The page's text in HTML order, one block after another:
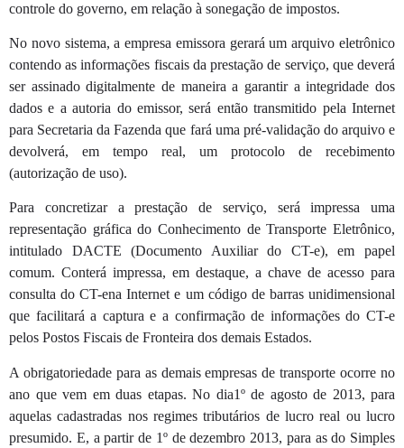
controle do governo, em relação à sonegação de impostos.
No novo sistema, a empresa emissora gerará um arquivo eletrônico
contendo as informações fiscais da prestação de serviço, que deverá
ser assinado digitalmente de maneira a garantir a integridade dos
dados e a autoria do emissor, será então transmitido pela Internet
para Secretaria da Fazenda que fará uma pré-validação do arquivo e
devolverá, em tempo real, um protocolo de recebimento
(autorização de uso).
Para concretizar a prestação de serviço, será impressa uma
representação gráfica do Conhecimento de Transporte Eletrônico,
intitulado DACTE (Documento Auxiliar do CT-e), em papel
comum. Conterá impressa, em destaque, a chave de acesso para
consulta do CT-ena Internet e um código de barras unidimensional
que facilitará a captura e a confirmação de informações do CT-e
pelos Postos Fiscais de Fronteira dos demais Estados.
A obrigatoriedade para as demais empresas de transporte ocorre no
ano que vem em duas etapas. No dia1º de agosto de 2013, para
aquelas cadastradas nos regimes tributários de lucro real ou lucro
presumido. E, a partir de 1º de dezembro 2013, para as do Simples